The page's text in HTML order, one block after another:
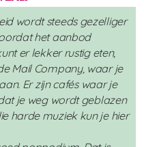
wordt steeds gezelliger
het aanbod
er lekker rustig eten,
Mail Company, waar je
Er zijn cafés waar je
je weg wordt geblazen
harde muziek kun je hier